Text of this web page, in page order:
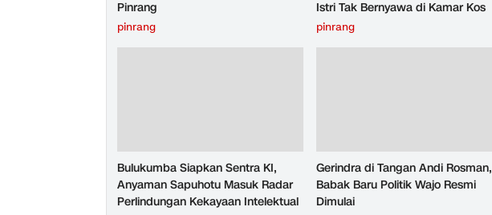
Pinrang
pinrang
Istri Tak Bernyawa di Kamar Kos
pinrang
Bulukumba Siapkan Sentra KI,
Anyaman Sapuhotu Masuk Radar
Perlindungan Kekayaan Intelektual
Gerindra di Tangan Andi Rosman,
Babak Baru Politik Wajo Resmi
Dimulai